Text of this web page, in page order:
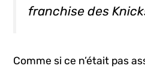
franchise des
Comme si ce n’était pas